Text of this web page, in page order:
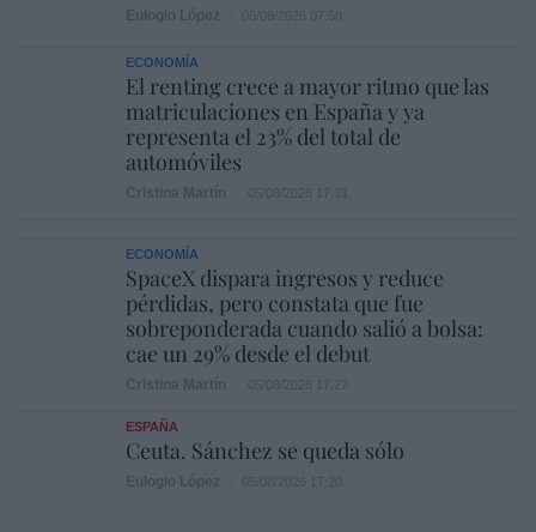
ECONOMÍA
El renting crece a mayor ritmo que las
matriculaciones en España y ya
representa el 23% del total de
automóviles
ECONOMÍA
SpaceX dispara ingresos y reduce
pérdidas, pero constata que fue
sobreponderada cuando salió a bolsa:
cae un 29% desde el debut
ESPAÑA
Ceuta. Sánchez se queda sólo